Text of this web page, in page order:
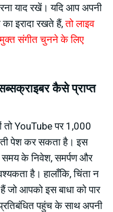
याद रखें। यदि आप अपनी
इरादा रखते हैं,तो लाइव
मुक्त संगीत चुनने के लिए
कैसे प्राप्त
YouTube पर 1,000
पेश कर सकता है। इस
समय के निवेश, समर्पण और
है। हालाँकि, चिंता न
जो आपको इस बाधा को पार
पहुंच के साथ अपनी